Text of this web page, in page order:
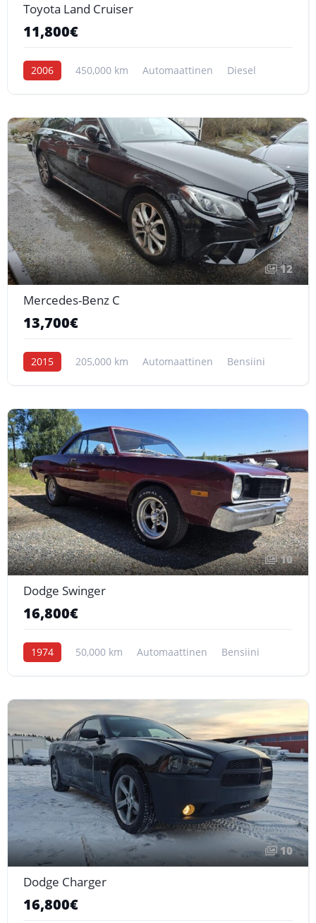
Toyota Land Cruiser
11,800€
2006 450,000 km Automaattinen Diesel
12
Mercedes-Benz C
13,700€
2015 205,000 km Automaattinen Bensiini
10
Dodge Swinger
16,800€
1974 50,000 km Automaattinen Bensiini
10
Dodge Charger
16,800€